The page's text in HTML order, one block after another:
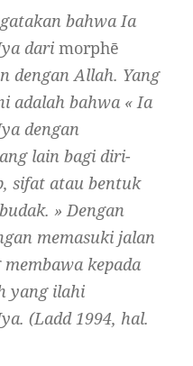
bahwa Ia
dari morphē
dengan Allah. Yang
adalah bahwa « Ia
dengan
lain bagi diri-
sifat atau bentuk
» Dengan
memasuki jalan
kepada
yang ilahi
(Ladd 1994, hal.